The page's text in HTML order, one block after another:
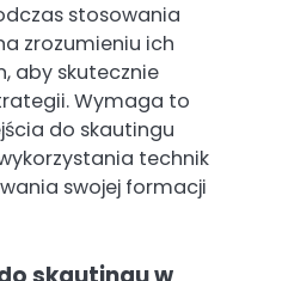
stosowania
zrozumieniu ich
aby skutecznie
Wymaga to
do skautingu
technik
swojej formacji